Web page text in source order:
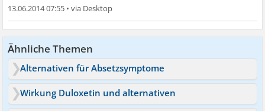
13.06.2014 07:55 •
Ähnliche Themen
Alternativen für Absetzsymptome
Wirkung Duloxetin und alternativen